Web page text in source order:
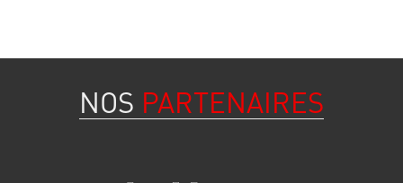
NOS PARTENAIRES